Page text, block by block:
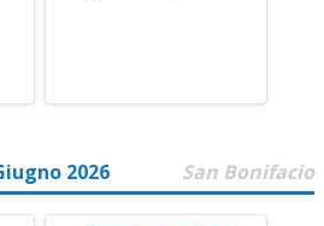
2026 San Bonifacio